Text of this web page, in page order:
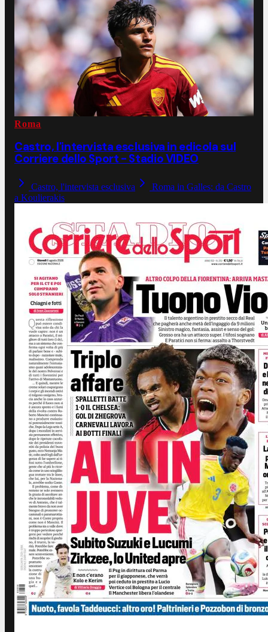
Roma
Castro, l'intervista esclusiva in edicola sul
Corriere dello Sport - Stadio VIDEO
Castro, l'intervista esclusiva
Roma in Galles: da Castro
a Koulierakis